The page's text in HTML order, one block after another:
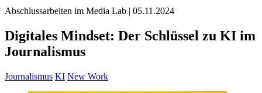
Abschlussarbeiten im Media Lab | 05.11.2024
Digitales Mindset: Der Schlüssel zu KI im
Journalismus
Journalismus KI New Work